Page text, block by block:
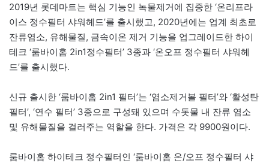
2019년 롯데마트는 핵심 기능인 녹물제거에 집중한 ‘온리프라
이스 정수필터 샤워헤드’를 출시했고, 2020년에는 업계 최초로
잔류염소, 유해물질, 금속이온 제거 기능을 업그레이드한 하이
테크 ‘룸바이홈 2in1정수필터’ 3종과 ‘온오프 정수필터 샤워헤
드’를 출시했다.
신규 출시한 ‘룸바이홈 2in1 필터’는 ‘염소제거볼 필터’와 ‘활성탄
필터’, ‘연수 필터’ 3종으로 구성돼 있으며 수돗물 내 잔류 염소
및 유해물질을 걸러주는 역할을 한다. 가격은 각 9900원이다.
룸바이홈 하이테크 정수필터인 ‘룸바이홈 온/오프 정수필터 샤